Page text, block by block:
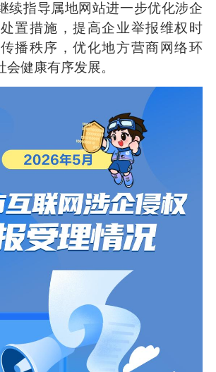
续指导属地网站进一步优化涉企
置措施，提高企业举报维权时
播秩序，优化地方营商网络环
健康有序发展。